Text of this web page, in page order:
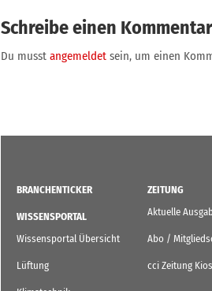
Schreibe einen Kommentar
Du musst angemeldet sein, um einen
BRANCHENTICKER
WISSENSPORTAL
Wissensportal Übersicht
Lüftung
ZEITUNG
Aktuelle
Abo /
cci Zeitung